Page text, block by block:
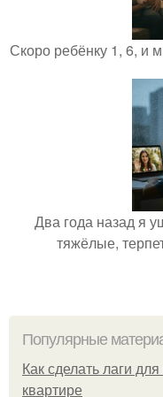
Скоро ребёнку 1, 6, и
Два года назад я
тяжёлые,
Популярные
Как сделать лаги
квартире